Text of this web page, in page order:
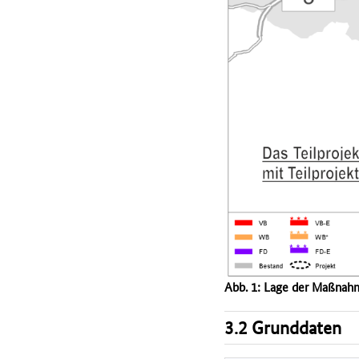
Abb. 1: Lage der
3.2 Grunddaten